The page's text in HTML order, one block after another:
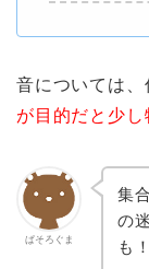
音については
が目的だと少し
ぱそろぐま
集
の
も！